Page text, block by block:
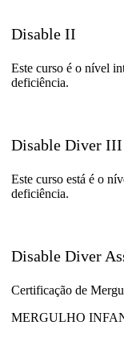
Disable II
Este curso é o nível
deficiência.
Disable Diver III
Este curso está é o
deficiência.
Disable Diver
Certificação de
MERGULHO